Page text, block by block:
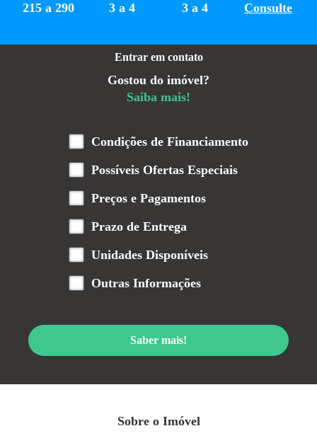
Sobre o Imóvel
Entrar em contato
Gostou do imóvel?
Saiba mais!
Condições de Financiamento
Possíveis Ofertas Especiais
Preços e Pagamentos
Prazo de Entrega
Unidades Disponíveis
Outras Informações
Saber mais!
215 a 290 3 a 4 3 a 4 Consulte